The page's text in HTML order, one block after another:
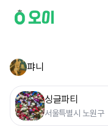
퍄니
싱글파티
서울특별시 노원구